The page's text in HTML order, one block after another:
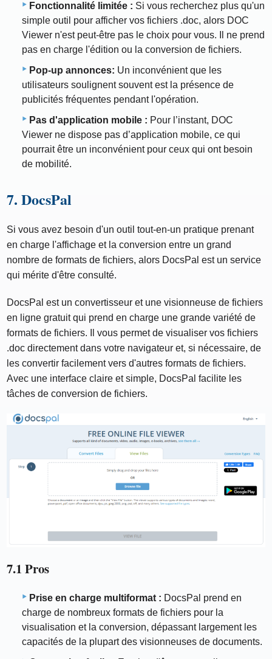
Fonctionnalité limitée : Si vous recherchez plus qu'un
simple outil pour afficher vos fichiers .doc, alors DOC
Viewer n'est peut-être pas le choix pour vous. Il ne prend
pas en charge l'édition ou la conversion de fichiers.
Pop-up annonces: Un inconvénient que les
utilisateurs soulignent souvent est la présence de
publicités fréquentes pendant l'opération.
Pas d'application mobile : Pour l’instant, DOC
Viewer ne dispose pas d’application mobile, ce qui
pourrait être un inconvénient pour ceux qui ont besoin
de mobilité.
7. DocsPal
Si vous avez besoin d'un outil tout-en-un pratique prenant
en charge l'affichage et la conversion entre un grand
nombre de formats de fichiers, alors DocsPal est un service
qui mérite d'être consulté.
DocsPal est un convertisseur et une visionneuse de fichiers
en ligne gratuit qui prend en charge une grande variété de
formats de fichiers. Il vous permet de visualiser vos fichiers
.doc directement dans votre navigateur et, si nécessaire, de
les convertir facilement vers d'autres formats de fichiers.
Avec une interface claire et simple, DocsPal facilite les
tâches de conversion de fichiers.
7.1 Pros
Prise en charge multiformat : DocsPal prend en
charge de nombreux formats de fichiers pour la
visualisation et la conversion, dépassant largement les
capacités de la plupart des visionneuses de documents.